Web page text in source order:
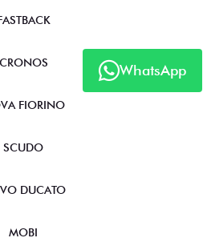
WhatsApp
CRONOS
FIORINO
SCUDO
DUCATO
MOBI